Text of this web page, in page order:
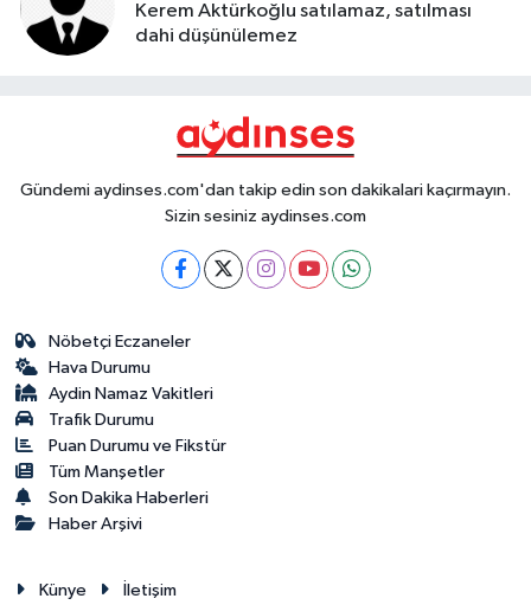
Kerem Aktürkoğlu satılamaz, satılması
dahi düşünülemez
Gündemi aydinses.com'dan takip edin son dakikalari kaçırmayın.
Sizin sesiniz aydinses.com
Nöbetçi Eczaneler
Hava Durumu
Aydin Namaz Vakitleri
Trafik Durumu
Puan Durumu ve Fikstür
Tüm Manşetler
Son Dakika Haberleri
Haber Arşivi
Künye İletişim